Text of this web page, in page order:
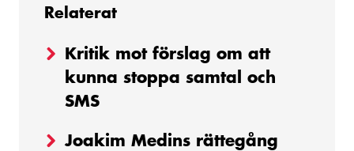
Relaterat
Kritik mot förslag om att
kunna stoppa samtal och
SMS
Joakim Medins rättegång